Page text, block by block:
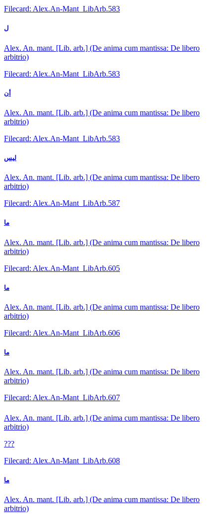
Filecard: Alex.An-Mant_LibArb.583
ل
Alex. An. mant. [Lib. arb.] (De anima cum mantissa: De libero
arbitrio)
Filecard: Alex.An-Mant_LibArb.583
أن
Alex. An. mant. [Lib. arb.] (De anima cum mantissa: De libero
arbitrio)
Filecard: Alex.An-Mant_LibArb.583
ليس
Alex. An. mant. [Lib. arb.] (De anima cum mantissa: De libero
arbitrio)
Filecard: Alex.An-Mant_LibArb.587
ما
Alex. An. mant. [Lib. arb.] (De anima cum mantissa: De libero
arbitrio)
Filecard: Alex.An-Mant_LibArb.605
ما
Alex. An. mant. [Lib. arb.] (De anima cum mantissa: De libero
arbitrio)
Filecard: Alex.An-Mant_LibArb.606
ما
Alex. An. mant. [Lib. arb.] (De anima cum mantissa: De libero
arbitrio)
Filecard: Alex.An-Mant_LibArb.607
Alex. An. mant. [Lib. arb.] (De anima cum mantissa: De libero
arbitrio)
???
Filecard: Alex.An-Mant_LibArb.608
ما
Alex. An. mant. [Lib. arb.] (De anima cum mantissa: De libero
arbitrio)